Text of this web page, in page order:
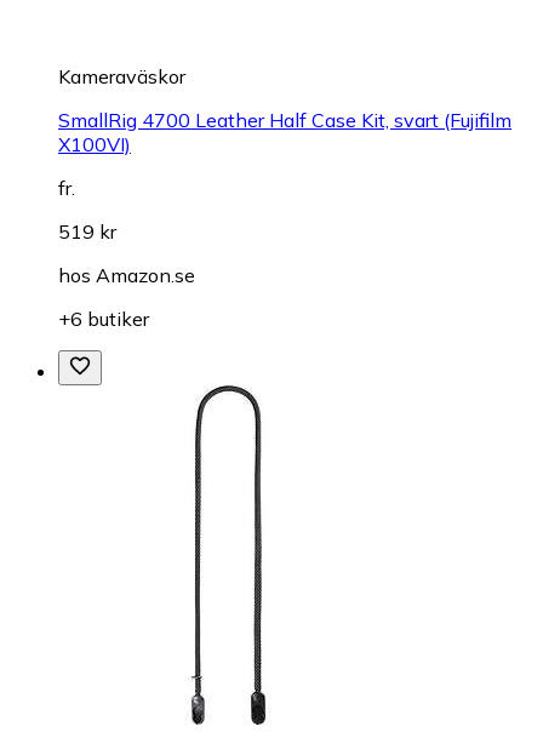
Kameraväskor
SmallRig 4700 Leather Half Case Kit, svart (Fujifilm
X100VI)
fr.
519 kr
hos Amazon.se
+6 butiker